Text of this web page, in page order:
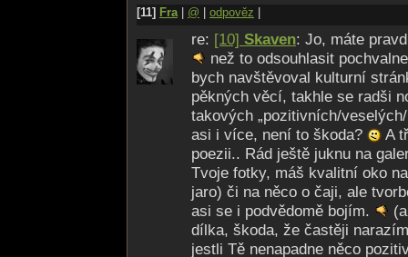
[11] Fra | @ | odpověz |
re: [10] Skaven: Jo, máte
než to odsouhlasit
bych navštěvoval kulturní
pěkných věcí, takhle se radši
takových „pozitivních/
asi i více, není to škoda?
A
poezii.. Rád ještě juknu na
Tvoje fotky, máš kvalitní oko
jaro) či na něco o čaji, ale
asi se i podvědomě bojím.
dílka, škoda, že častěji
jestli Tě nenapadne něco